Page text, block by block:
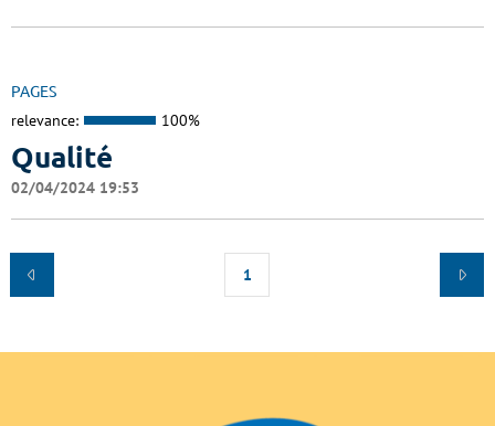
PAGES
relevance: 100%
Qualité
02/04/2024 19:53
1